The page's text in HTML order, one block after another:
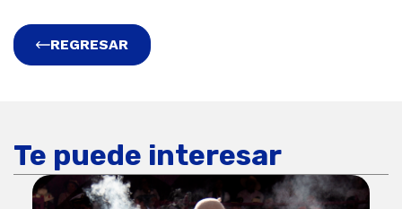
REGRESAR
Te puede interesar